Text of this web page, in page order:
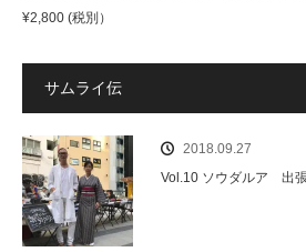
¥2,800 (税別）
サムライ伝
2018.09.27
Vol.10 ソウダルア 出